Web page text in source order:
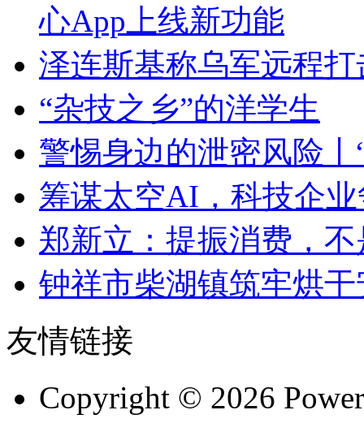
心App上线新功能
泽连斯基称乌军远程
“杂技之乡”的洋学生
警惕身边的泄密风险丨
筹谋太空AI，科技企
郑新立：提振消费，
钟祥市柴湖镇筑牢烘
友情链接
Copyright © 2026